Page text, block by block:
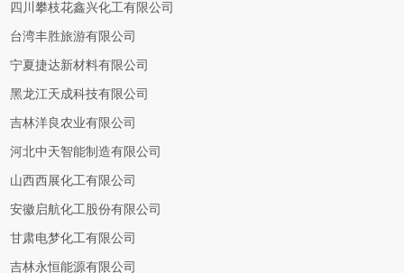
四川攀枝花鑫兴化工有限公司
台湾丰胜旅游有限公司
宁夏捷达新材料有限公司
黑龙江天成科技有限公司
吉林洋良农业有限公司
河北中天智能制造有限公司
山西西展化工有限公司
安徽启航化工股份有限公司
甘肃电梦化工有限公司
吉林永恒能源有限公司